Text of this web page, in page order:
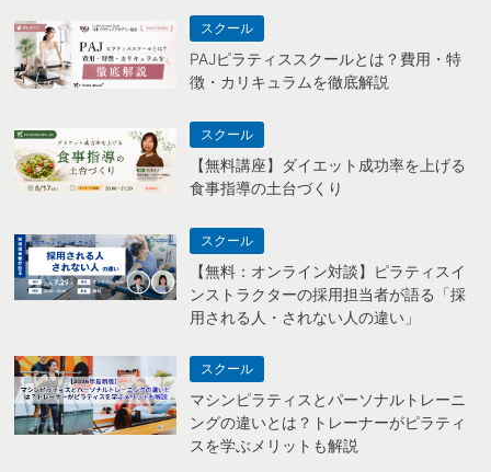
スクール
PAJピラティススクールとは？費用・特
徴・カリキュラムを徹底解説
スクール
【無料講座】ダイエット成功率を上げる
食事指導の土台づくり
スクール
【無料：オンライン対談】ピラティスイ
ンストラクターの採用担当者が語る「採
用される人・されない人の違い」
スクール
マシンピラティスとパーソナルトレーニ
ングの違いとは？トレーナーがピラティ
スを学ぶメリットも解説